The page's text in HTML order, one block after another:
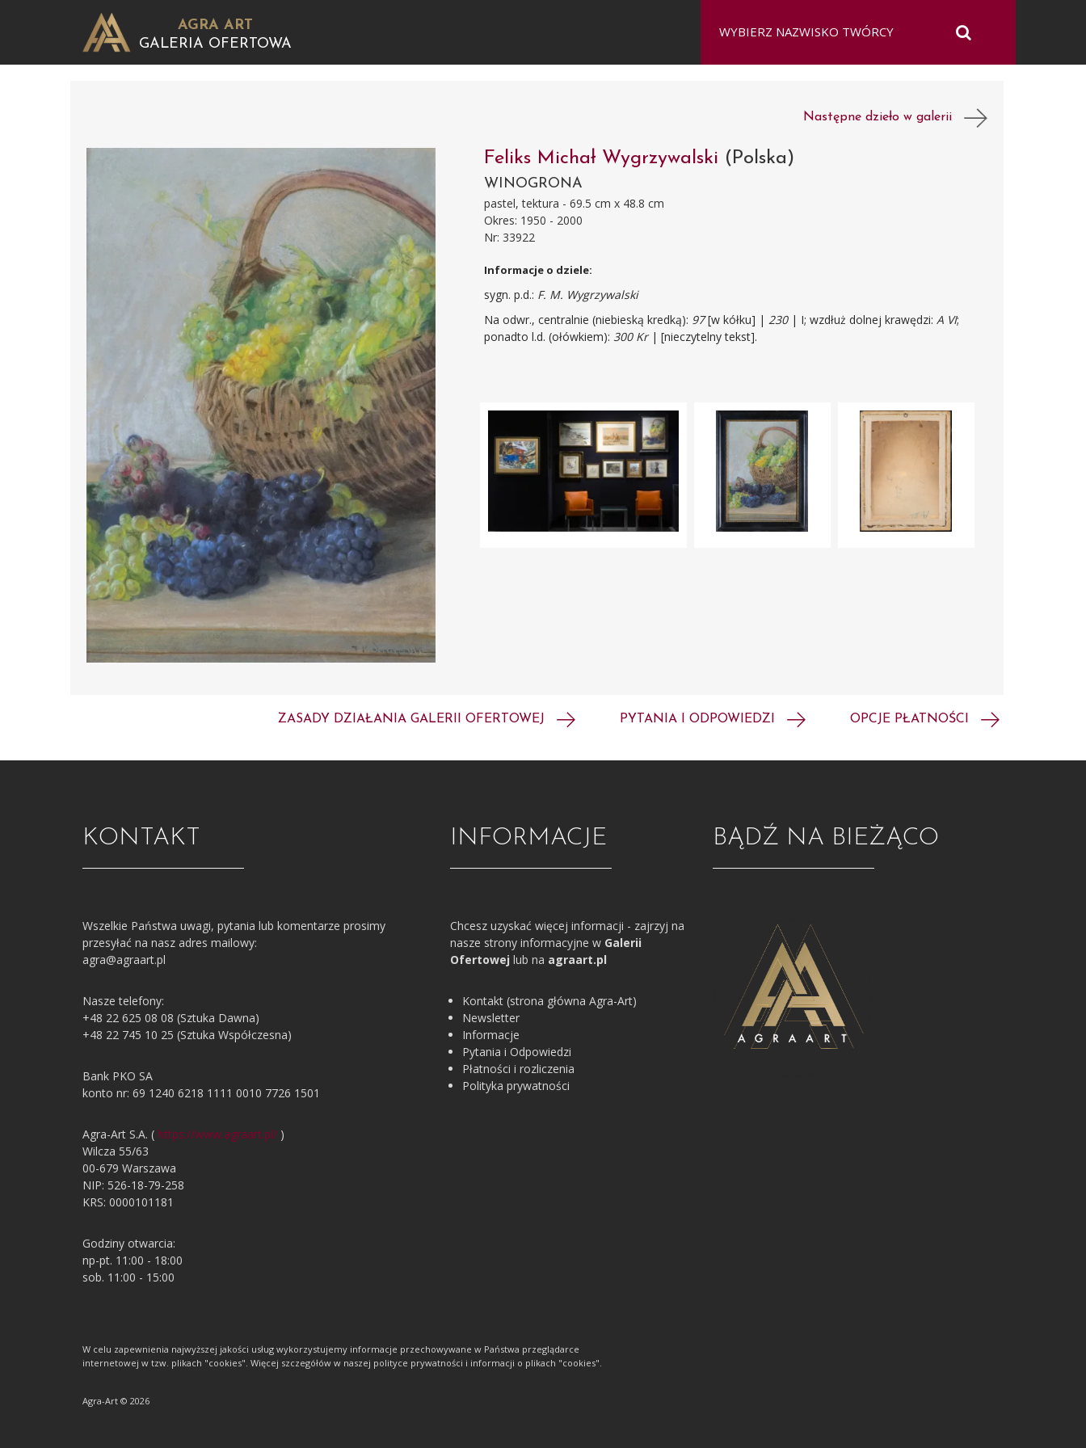
AGRA ART
GALERIA OFERTOWA
Następne dzieło w galerii
Feliks Michał Wygrzywalski (Polska)
WINOGRONA
pastel, tektura - 69.5 cm x 48.8 cm
Okres: 1950 - 2000
Nr: 33922
Informacje o dziele:
sygn. p.d.: F. M. Wygrzywalski
Na odwr., centralnie (niebieską kredką): 97[w kółku] |230| I; wzdłuż dolnej krawędzi: A VI;
ponadto l.d. (ołówkiem):300 Kr| [nieczytelny tekst].
ZASADY DZIAŁANIA GALERII OFERTOWEJ PYTANIA I ODPOWIEDZI OPCJE PŁATNOŚCI
BĄDŹ NA BIEŻĄCO
INFORMACJE
Chcesz uzyskać więcej informacji - zajrzyj na
nasze strony informacyjne w Galerii
Ofertowej lub na agraart.pl
Kontakt (strona główna Agra-Art)
Newsletter
Informacje
Pytania i Odpowiedzi
Płatności i rozliczenia
Polityka prywatności
KONTAKT
Wszelkie Państwa uwagi, pytania lub komentarze prosimy
przesyłać na nasz adres mailowy:
agra@agraart.pl
Nasze telefony:
+48 22 625 08 08 (Sztuka Dawna)
+48 22 745 10 25 (Sztuka Współczesna)
Bank PKO SA
konto nr: 69 1240 6218 1111 0010 7726 1501
Agra-Art S.A. ( https://www.agraart.pl/ )
Wilcza 55/63
00-679 Warszawa
NIP: 526-18-79-258
KRS: 0000101181
Godziny otwarcia:
np-pt. 11:00 - 18:00
sob. 11:00 - 15:00
W celu zapewnienia najwyższej jakości usług wykorzystujemy informacje przechowywane w Państwa przeglądarce
internetowej w tzw. plikach "cookies". Więcej szczegółów w naszej polityce prywatności i informacji o plikach "cookies".
Agra-Art © 2026